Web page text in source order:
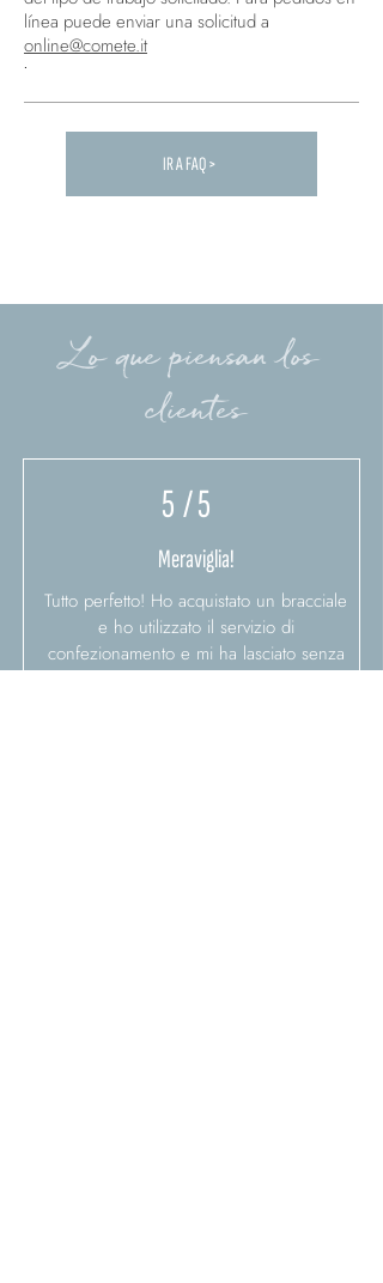
línea puede enviar una solicitud a
online@comete.it
Carica altre FAQ...
IR A FAQ >
Lo que piensan los
clientes
5/ 5
Meraviglia!
Tutto perfetto! Ho acquistato un bracciale
e ho utilizzato il servizio di
confezionamento e mi ha lasciato senza